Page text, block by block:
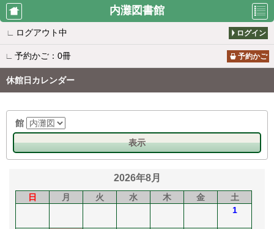
内灘図書館
新着案内
ダー
ダー
雑誌タイト
∟ ログアウト中 ログイン
∟ 予約かご：0冊 予約かご
休館日カレンダー
館
表示
2026年8月
日 月 火 水 木 金
土
1